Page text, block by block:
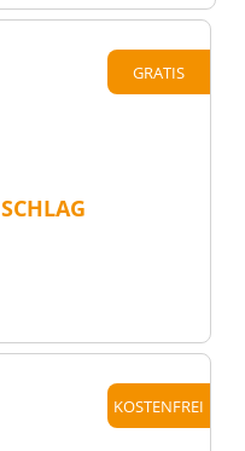
GRATIS
KOSTENFREI